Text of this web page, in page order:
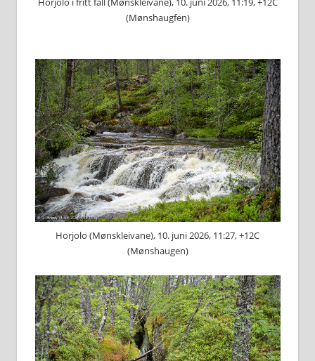
(Mønshaugfen)
Horjolo (Mønskleivane), 10. juni 2026, 11:27, +12C
(Mønshaugen)